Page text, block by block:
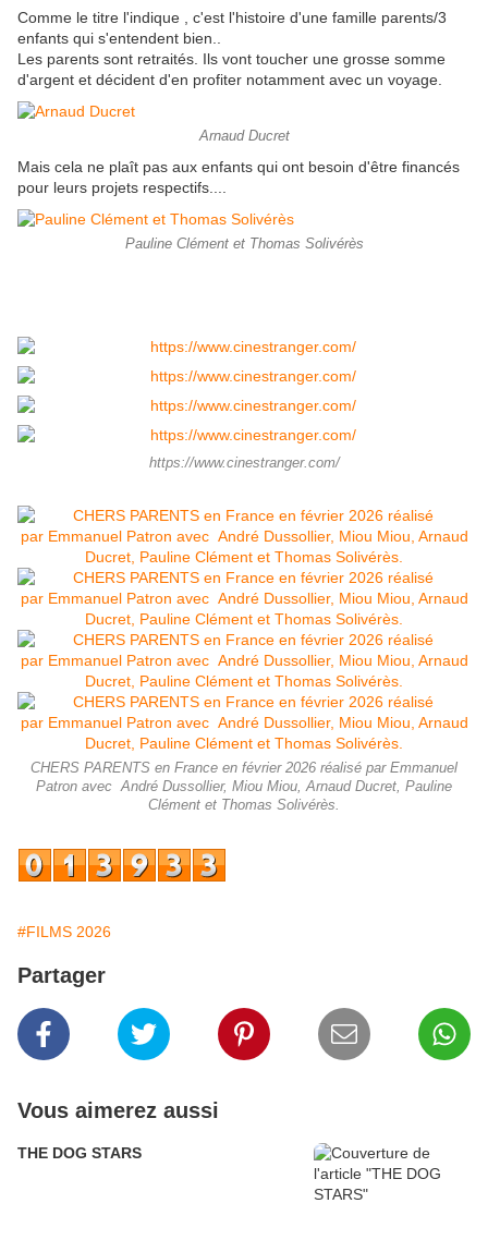
Comme le titre l'indique , c'est l'histoire d'une famille parents/3
enfants qui s'entendent bien..
Les parents sont retraités. Ils vont toucher une grosse somme
d'argent et décident d'en profiter notamment avec un voyage.
Arnaud Ducret
Mais cela ne plaît pas aux enfants qui ont besoin d'être financés
pour leurs projets respectifs....
Pauline Clément et Thomas Solivérès
https://www.cinestranger.com/
CHERS PARENTS en France en février 2026 réalisé par Emmanuel
Patron avec André Dussollier, Miou Miou, Arnaud Ducret, Pauline
Clément et Thomas Solivérès.
#FILMS 2026
Partager
Vous aimerez aussi
THE DOG STARS